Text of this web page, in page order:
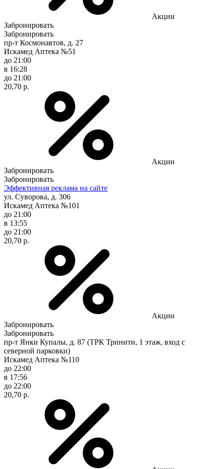
Акции
Забронировать
Забронировать
пр-т Космонавтов, д. 27
Искамед Аптека №51
до 21:00
в 16:28
до 21:00
20,70 р.
Акции
Забронировать
Забронировать
Эффективная реклама на сайте
ул. Суворова, д. 306
Искамед Аптека №101
до 21:00
в 13:55
до 21:00
20,70 р.
Акции
Забронировать
Забронировать
пр-т Янки Купалы, д. 87 (ТРК Тринити, 1 этаж, вход с
северной парковки)
Искамед Аптека №110
до 22:00
в 17:56
до 22:00
20,70 р.